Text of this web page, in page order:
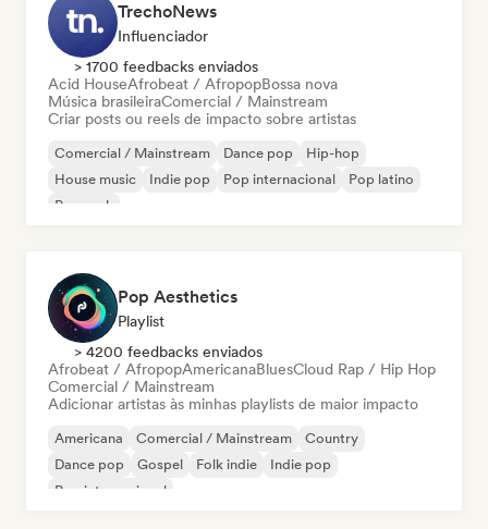
TrechoNews
Influenciador
> 1700 feedbacks enviados
Acid HouseAfrobeat / AfropopBossa nova
Música brasileiraComercial / Mainstream
Criar posts ou reels de impacto sobre artistas
Comercial / Mainstream Dance pop
Hip-hop
House music
Indie pop Pop internacional
Pop latino
Pop rock
Pop Aesthetics
Playlist
> 4200 feedbacks enviados
Afrobeat / AfropopAmericanaBluesCloud Rap / Hip Hop
Comercial / Mainstream
Adicionar artistas às minhas playlists de maior impacto
Americana Comercial / Mainstream
Country
Dance pop
Gospel Folk indie
Indie pop
Pop internacional